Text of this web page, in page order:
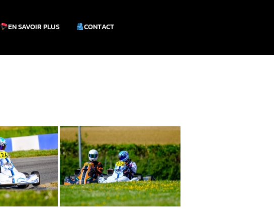
EN SAVOIR PLUS CONTACT